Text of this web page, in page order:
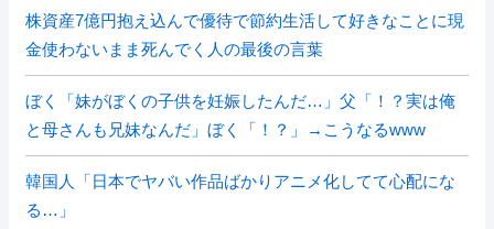
株資産7億円抱え込んで優待で節約生活して好きなことに現
金使わないまま死んでく人の最後の言葉
ぼく「妹がぼくの子供を妊娠したんだ…」父「！？実は俺
と母さんも兄妹なんだ」ぼく「！？」→こうなるwww
韓国人「日本でヤバい作品ばかりアニメ化してて心配にな
る…」